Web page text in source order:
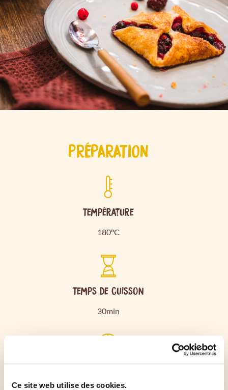
Ce site web utilise des cookies.
PRÉPARATION
Température
180°C
Temps de cuisson
30min